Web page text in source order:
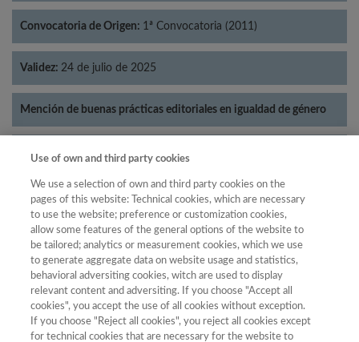
Convocatoria de Origen: 1ª Convocatoria (2011)
Validez: 24 de julio de 2025
Mención de buenas prácticas editoriales en igualdad de género
Categorías: Lingüística
Año
Año Filtrar
Use of own and third party cookies
We use a selection of own and third party cookies on the
pages of this website: Technical cookies, which are necessary
to use the website; preference or customization cookies,
allow some features of the general options of the website to
be tailored; analytics or measurement cookies, which we use
to generate aggregate data on website usage and statistics,
behavioral adversiting cookies, witch are used to display
relevant content and adversiting. If you choose "Accept all
cookies", you accept the use of all cookies without exception.
If you choose "Reject all cookies", you reject all cookies except
for technical cookies that are necessary for the website to